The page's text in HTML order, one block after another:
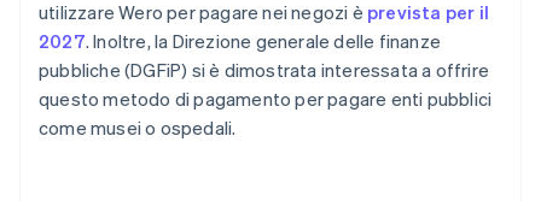
utilizzare Wero per pagare nei negozi è prevista per il
2027. Inoltre, la Direzione generale delle finanze
pubbliche (DGFiP) si è dimostrata interessata a offrire
questo metodo di pagamento per pagare enti pubblici
come musei o ospedali.